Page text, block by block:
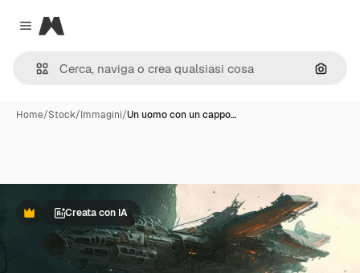
Close menu
Magnific
Cerca
Home/Stock/Immagini/Un uomo con un cappo…
PremiumCreata con IA